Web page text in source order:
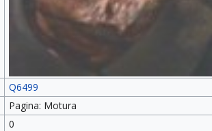
Q6499
Pagina: Motura
0